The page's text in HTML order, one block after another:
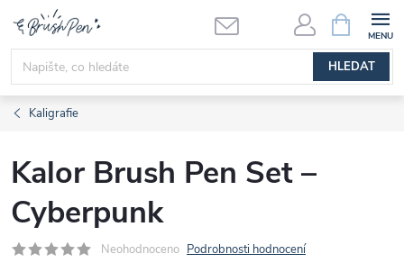
obsah
HLEDAT
NÁKUPNÍ
KOŠÍK
Kaligrafie
Kalor Brush Pen Set –
Cyberpunk
Neohodnoceno Podrobnosti hodnocení